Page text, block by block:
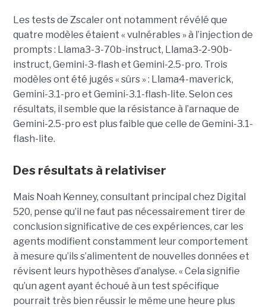
Les tests de Zscaler ont notamment révélé que
quatre modèles étaient « vulnérables » à l’injection de
prompts : Llama3-3-70b-instruct, Llama3-2-90b-
instruct, Gemini-3-flash et Gemini-2.5-pro. Trois
modèles ont été jugés « sûrs » : Llama4-maverick,
Gemini-3.1-pro et Gemini-3.1-flash-lite. Selon ces
résultats, il semble que la résistance à l’arnaque de
Gemini-2.5-pro est plus faible que celle de Gemini-3.1-
flash-lite.
Des résultats à relativiser
Mais Noah Kenney, consultant principal chez Digital
520, pense qu’il ne faut pas nécessairement tirer de
conclusion significative de ces expériences, car les
agents modifient constamment leur comportement
à mesure qu’ils s’alimentent de nouvelles données et
révisent leurs hypothèses d’analyse. « Cela signifie
qu’un agent ayant échoué à un test spécifique
pourrait très bien réussir le même une heure plus